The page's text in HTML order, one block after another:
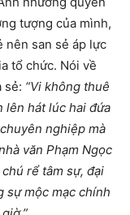
tượng của mình,
nên san sẻ áp lực
tổ chức. Nói về
sẻ: “Vi không thuê
lên hát lúc hai đứa
nghiệp mà
văn Phạm Ngọc
rể tâm sự, đại
sự mộc mạc chính